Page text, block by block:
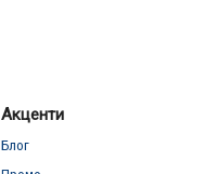
Акценти
Блог